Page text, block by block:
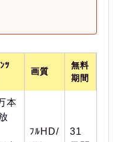
ﾂ
画質
無料
期間
本
ﾌﾙHD/
31